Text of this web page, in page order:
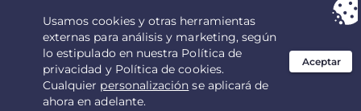
Tu elección: la mejor ofertadurante 2.1666666666667 años por $
2.19
/mes